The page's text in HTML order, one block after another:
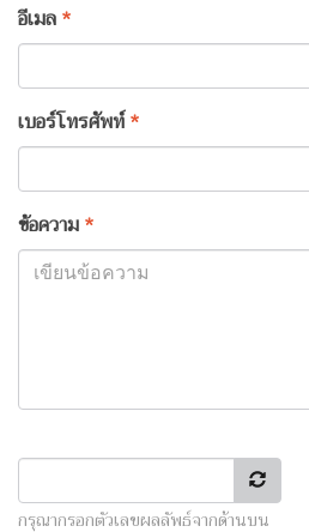
อีเมล*
เบอร์โทรศัพท์*
ข้อความ*
กรุณากรอกตัวเลขผลลัพธ์จากด้านบน